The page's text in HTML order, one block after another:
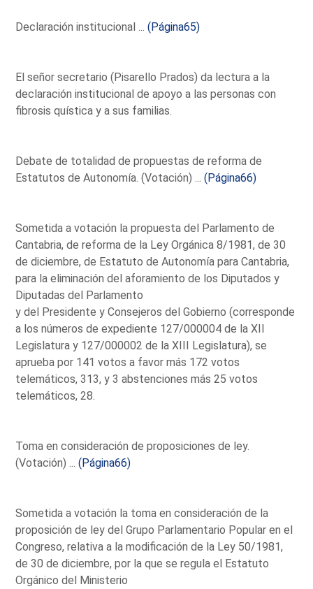
Declaración institucional ...(Página65)
El señor secretario (Pisarello Prados) da lectura a la
declaración institucional de apoyo a las personas con
fibrosis quística y a sus familias.
Debate de totalidad de propuestas de reforma de
Estatutos de Autonomía. (Votación) ...(Página66)
Sometida a votación la propuesta del Parlamento de
Cantabria, de reforma de la Ley Orgánica 8/1981, de 30
de diciembre, de Estatuto de Autonomía para Cantabria,
para la eliminación del aforamiento de los Diputados y
Diputadas del Parlamento
y del Presidente y Consejeros del Gobierno (corresponde
a los números de expediente 127/000004 de la XII
Legislatura y 127/000002 de la XIII Legislatura), se
aprueba por 141 votos a favor más 172 votos
telemáticos, 313, y 3 abstenciones más 25 votos
telemáticos, 28.
Toma en consideración de proposiciones de ley.
(Votación) ...(Página66)
Sometida a votación la toma en consideración de la
proposición de ley del Grupo Parlamentario Popular en el
Congreso, relativa a la modificación de la Ley 50/1981,
de 30 de diciembre, por la que se regula el Estatuto
Orgánico del Ministerio